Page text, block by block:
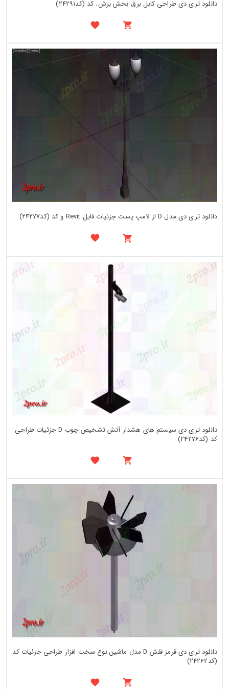
دانلود تری دی طراحی کابل برق بخش برش. کد (کد24291)
دانلود تری دی مدل D از لامپ پست جزئیات فایل Revit و کد (کد24277)
دانلود تری دی سیستم های هشدار آتش تشخیص چوب D جزئیات طراحی
کد (کد24276)
دانلود تری دی قرمز فلش D مدل ماشین نوع سخت افزار طراحی جزئیات کد
(کد24262)